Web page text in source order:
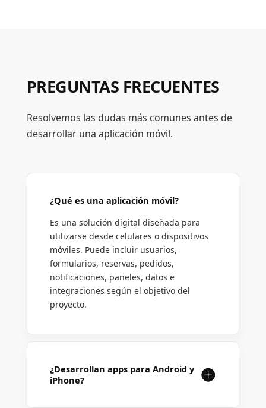
PREGUNTAS FRECUENTES
Resolvemos las dudas más comunes antes de
desarrollar una aplicación móvil.
¿Qué es una aplicación móvil?
Es una solución digital diseñada para
utilizarse desde celulares o dispositivos
móviles. Puede incluir usuarios,
formularios, reservas, pedidos,
notificaciones, paneles, datos e
integraciones según el objetivo del
proyecto.
¿Desarrollan apps para Android y
iPhone?